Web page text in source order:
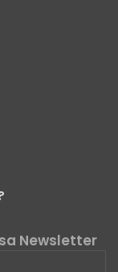
Newsletter